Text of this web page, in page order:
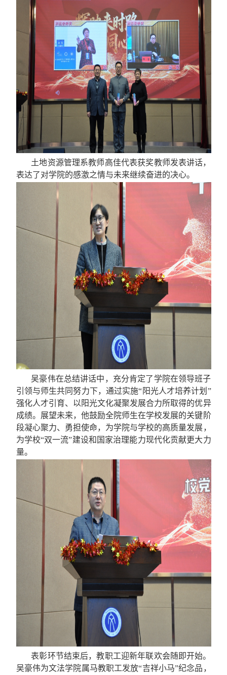
土地资源管理系教师高佳代表获奖教师发表讲话，
表达了对学院的感激之情与未来继续奋进的决心。
吴豪伟在总结讲话中，充分肯定了学院在领导班子
引领与师生共同努力下，通过实施“阳光人才培养计划”
强化人才引育、以阳光文化凝聚发展合力所取得的优异
成绩。展望未来，他鼓励全院师生在学校发展的关键阶
段凝心聚力、勇担使命，为学院与学校的高质量发展，
为学校“双一流”建设和国家治理能力现代化贡献更大力
量。
表彰环节结束后，教职工迎新年联欢会随即开始。
吴豪伟为文法学院属马教职工发放“吉祥小马”纪念品，